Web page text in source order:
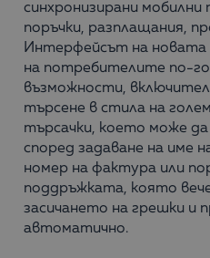
синхронизирани мобилни
поръчки, разплащания,
Интерфейсът на новата
на потребителите по-
възможности,
търсене в стила на
търсачки, което може
според задаване на име
номер на фактура или
поддръжката, която
засичането на грешки и
автоматично.